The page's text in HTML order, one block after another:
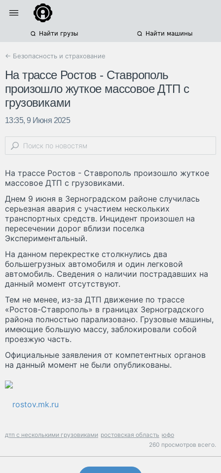
Найти грузы Найти машины
← Безопасность и страхование
На трассе Ростов - Ставрополь
произошло жуткое массовое ДТП с
грузовиками
13:35, 9 Июня 2025
На трассе Ростов - Ставрополь произошло жуткое
массовое ДТП с грузовиками.
Днем 9 июня в Зерноградском районе случилась
серьезная авария с участием нескольких
транспортных средств. Инцидент произошел на
пересечении дорог вблизи поселка
Экспериментальный.
На данном перекрестке столкнулись два
большегрузных автомобиля и один легковой
автомобиль. Сведения о наличии пострадавших на
данный момент отсутствуют.
Тем не менее, из-за ДТП движение по трассе
«Ростов-Ставрополь» в границах Зерноградского
района полностью парализовано. Грузовые машины,
имеющие большую массу, заблокировали собой
проезжую часть.
Официальные заявления от компетентных органов
на данный момент не были опубликованы.
rostov.mk.ru
дтп с несколькими грузовиками ростовская область юфо
260 просмотров всего.